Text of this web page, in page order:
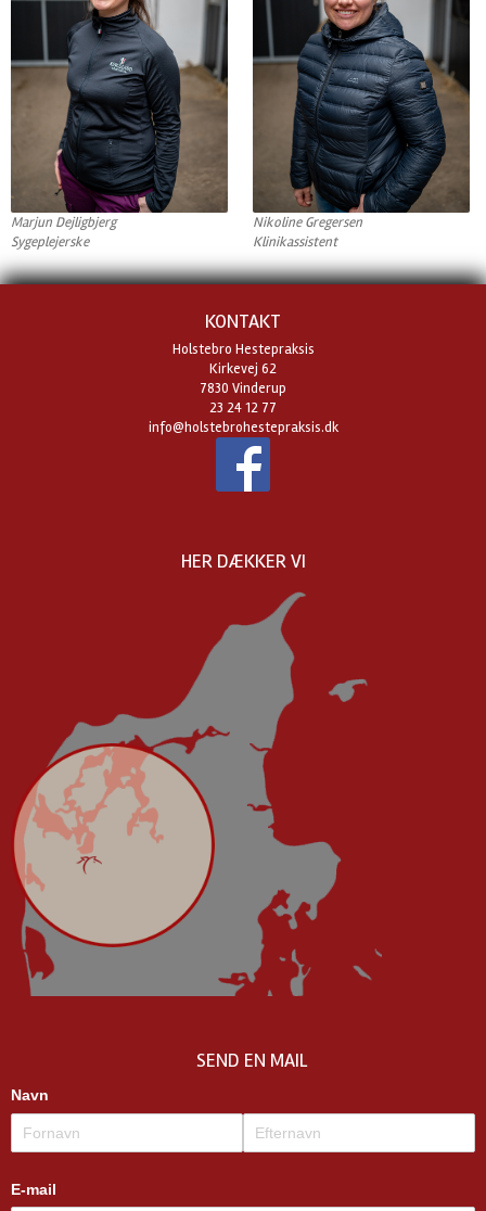
Marjun Dejligbjerg
Sygeplejerske
Nikoline Gregersen
Klinikassistent
KONTAKT
Holstebro Hestepraksis
Kirkevej 62
7830 Vinderup
23 24 12 77
info@holstebrohestepraksis.dk
HER DÆKKER VI
SEND EN MAIL